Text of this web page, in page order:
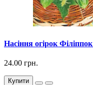
Насіння огірок
24.00 грн.
Купити